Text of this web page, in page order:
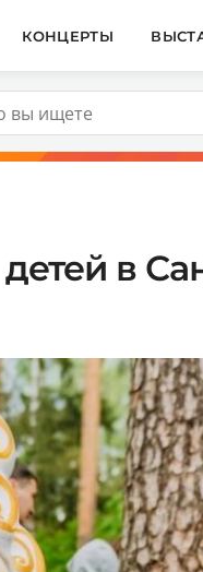
КОНЦЕРТЫ
в